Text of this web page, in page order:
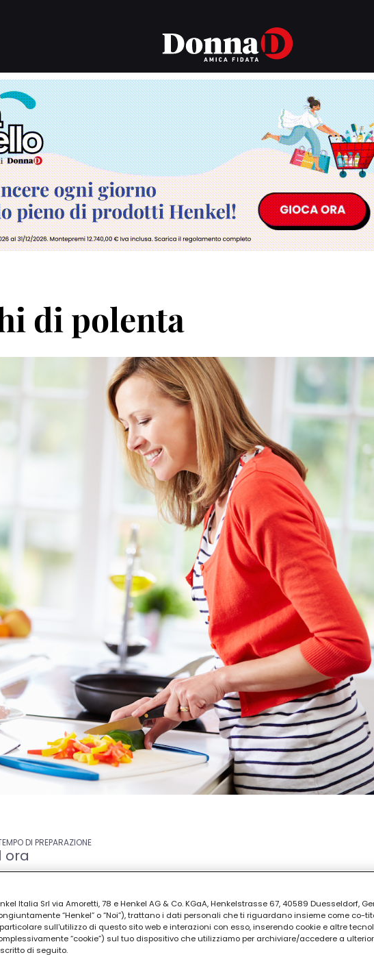
di polenta
DI PREPARAZIONE
ora
Italia Srl via Amoretti, 78 e Henkel AG & Co. KGaA, Henkelstrasse 67, 40589 Duesseldorf,
“Henkel” o “Noi”), trattano i dati personali che ti riguardano insieme come co-
sull'utilizzo di questo sito web e interazioni con esso, inserendo cookie e altre
“cookie”) sul tuo dispositivo che utilizziamo per archiviare/accedere a
di seguito.